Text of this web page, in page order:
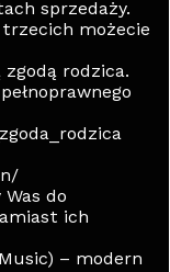
sprzedaży.
możecie
rodzica.
do
ich
– modern